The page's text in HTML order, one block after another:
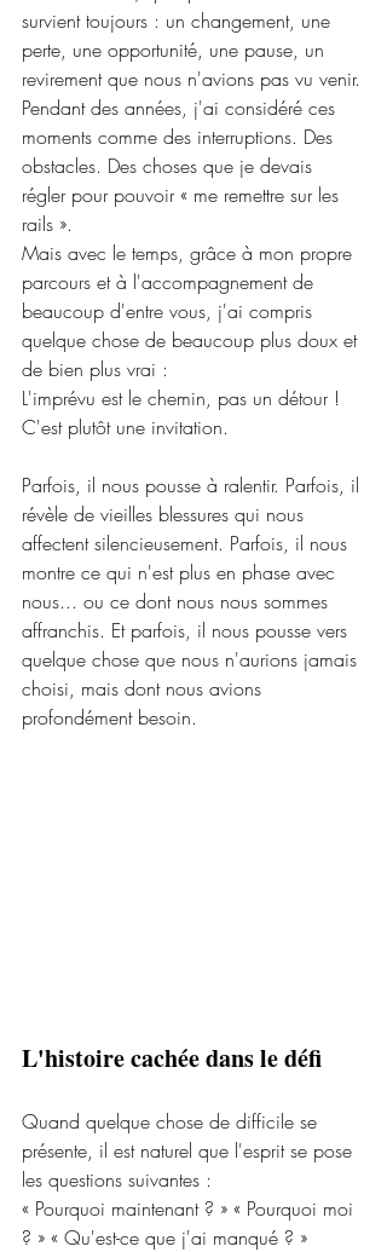
survient toujours : un changement, une
perte, une opportunité, une pause, un
revirement que nous n'avions pas vu venir.
Pendant des années, j'ai considéré ces
moments comme des interruptions. Des
obstacles. Des choses que je devais
régler pour pouvoir « me remettre sur les
rails ».
Mais avec le temps, grâce à mon propre
parcours et à l'accompagnement de
beaucoup d'entre vous, j'ai compris
quelque chose de beaucoup plus doux et
de bien plus vrai :
L'imprévu est le chemin, pas un détour !
C'est plutôt une invitation.
Parfois, il nous pousse à ralentir. Parfois, il
révèle de vieilles blessures qui nous
affectent silencieusement. Parfois, il nous
montre ce qui n'est plus en phase avec
nous... ou ce dont nous nous sommes
affranchis. Et parfois, il nous pousse vers
quelque chose que nous n'aurions jamais
choisi, mais dont nous avions
profondément besoin.
L'histoire cachée dans le défi
Quand quelque chose de difficile se
présente, il est naturel que l'esprit se pose
les questions suivantes :
« Pourquoi maintenant ? » « Pourquoi moi
? » « Qu'est-ce que j'ai manqué ? »